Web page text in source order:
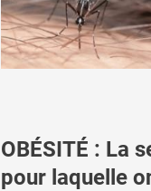
OBÉSITÉ : La
pour laquelle